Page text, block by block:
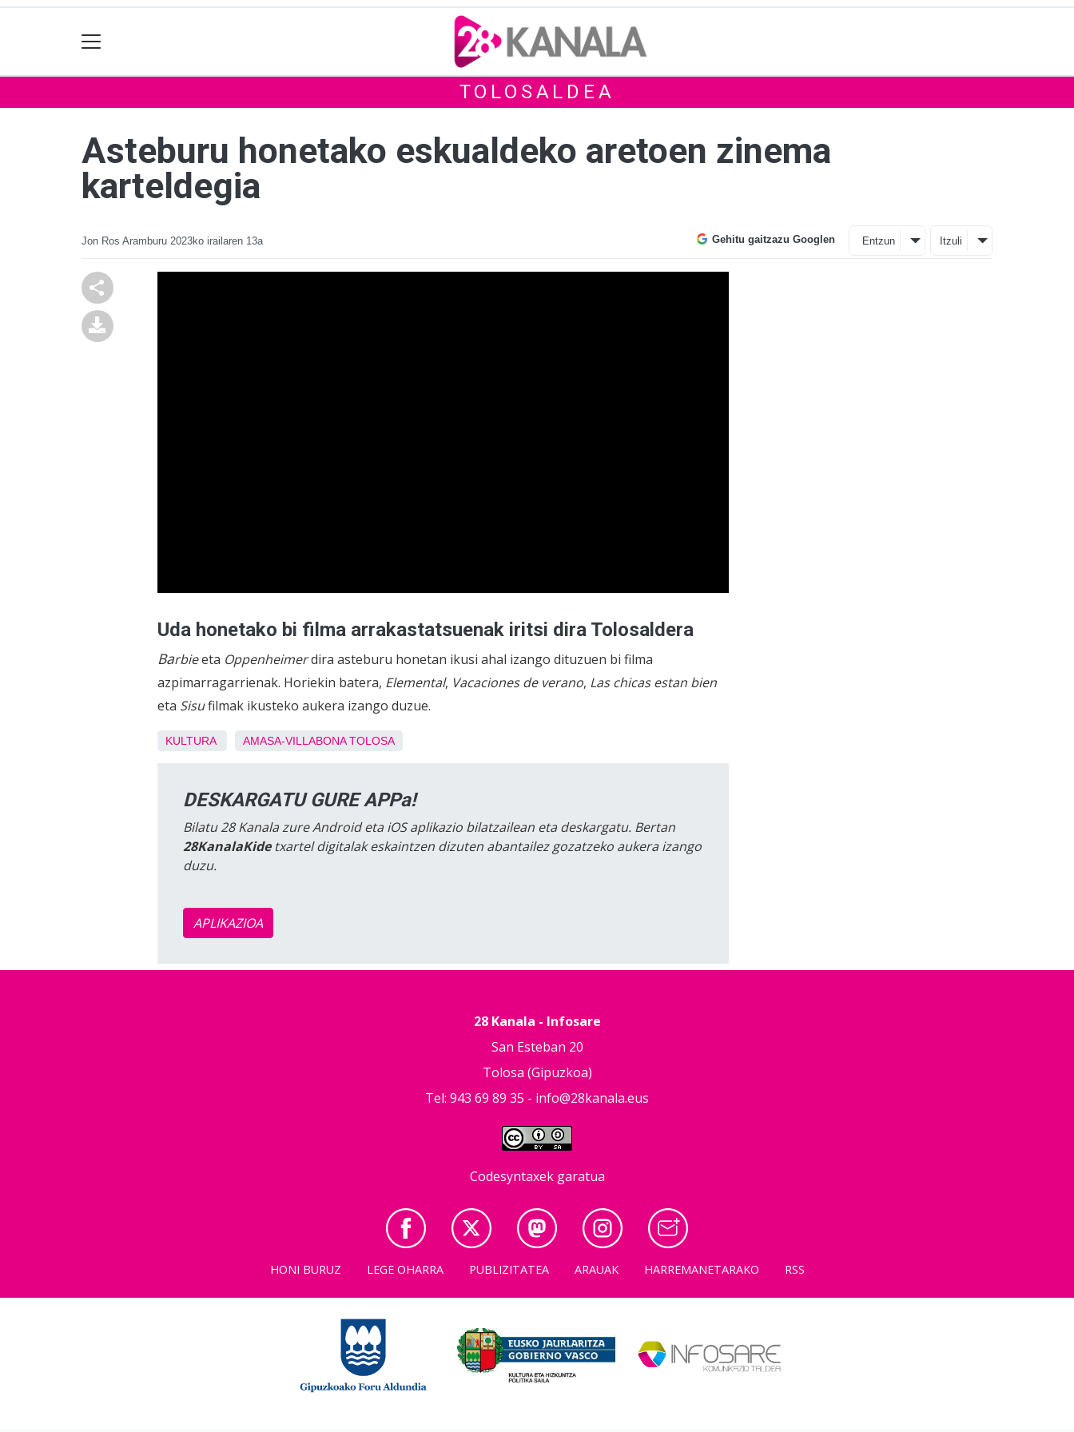
TOLOSALDEA
Asteburu honetako eskualdeko aretoen zinema
karteldegia
Jon Ros Aramburu 2023ko irailaren 13a Gehitu gaitzazu Googlen Entzun Itzuli
Uda honetako bi filma arrakastatsuenak iritsi dira Tolosaldera
Barbieeta Oppenheimerdira asteburu honetan ikusi ahal izango dituzuen bi filma
azpimarragarrienak. Horiekin batera, Elemental, Vacaciones de verano, Las chicas estan bien
eta Sisufilmak ikusteko aukera izango duzue.
KULTURA AMASA-VILLABONA TOLOSA
DESKARGATU GURE APPa!
Bilatu 28 Kanala zure Android eta iOS aplikazio bilatzailean eta deskargatu. Bertan
28KanalaKidetxartel digitalak eskaintzen dizuten abantailez gozatzeko aukera izango
duzu.
APLIKAZIOA
28 Kanala - Infosare
San Esteban 20
Tolosa (Gipuzkoa)
Tel: 943 69 89 35 - info@28kanala.eus
Codesyntaxek garatua
HONI BURUZ LEGE OHARRA PUBLIZITATEA ARAUAK HARREMANETARAKO RSS